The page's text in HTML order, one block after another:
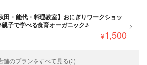
田・能代・料理教室】おにぎりワークショッ
親子で学べる食育オーガニック♪
¥1,500
舗のプランをすべて見る(3)